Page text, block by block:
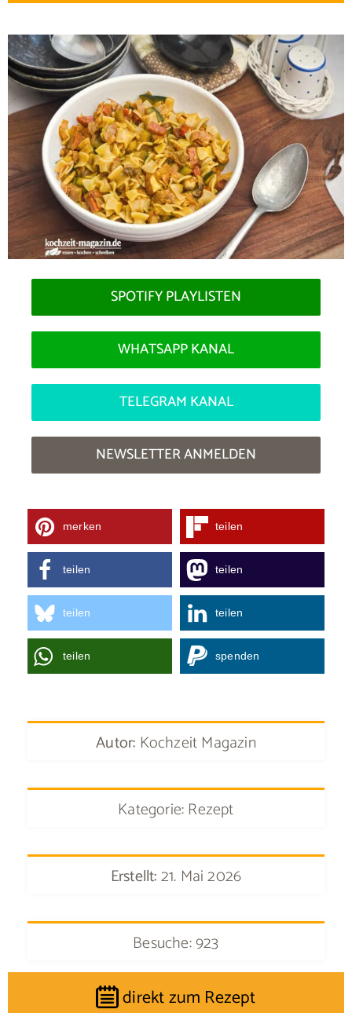
SPOTIFY PLAYLISTEN
WHATSAPP KANAL
TELEGRAM KANAL
NEWSLETTER ANMELDEN
merken teilen
teilen teilen
teilen teilen
teilen spenden
Autor: Kochzeit Magazin
Kategorie: Rezept
Erstellt:21. Mai 2026
Besuche: 923
direkt zum Rezept